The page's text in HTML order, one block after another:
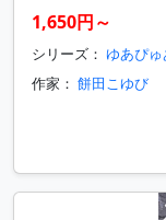
1,650円～
シリーズ： ゆあぴゅ
作家： 餅田こゆび